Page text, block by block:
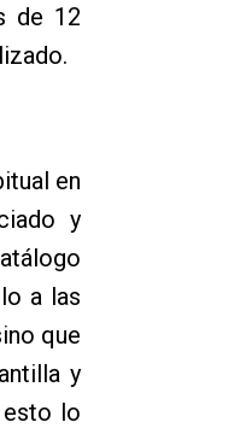
de 12
en
y
a las
que
y
esto lo